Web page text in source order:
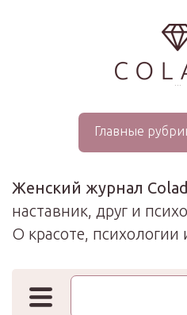
...
Главные
Женский журнал
наставник, друг и
О красоте, психологии
Поиск по сайту